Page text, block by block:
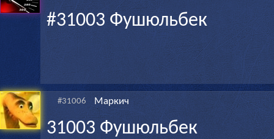
#31003 Фушюльбек
#31006 Маркич
31003 Фушюльбек